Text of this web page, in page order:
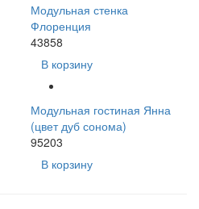
Модульная стенка
Флоренция
43858
В корзину
Модульная гостиная Янна
(цвет дуб сонома)
95203
В корзину